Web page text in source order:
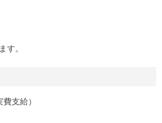
す。
支給）